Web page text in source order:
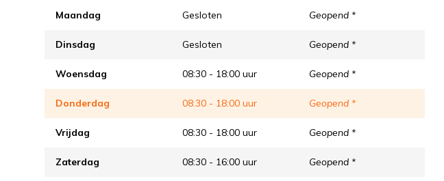
Maandag Gesloten Geopend *
Dinsdag Gesloten Geopend *
Woensdag 08:30 - 18:00 uur Geopend *
Donderdag 08:30 - 18:00 uur Geopend *
Vrijdag 08:30 - 18:00 uur Geopend *
Zaterdag 08:30 - 16:00 uur Geopend *